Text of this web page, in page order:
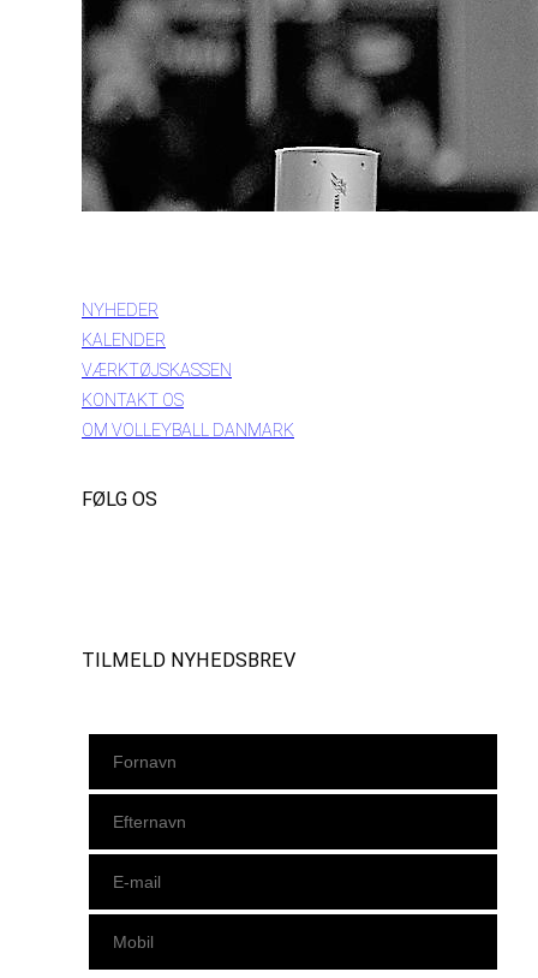
NYHEDER
KALENDER
VÆRKTØJSKASSEN
KONTAKT OS
OM VOLLEYBALL DANMARK
FØLG OS
TILMELD NYHEDSBREV